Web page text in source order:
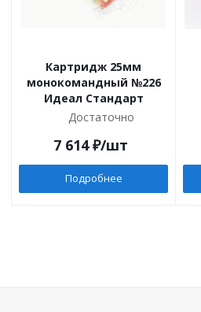
Картридж 25мм
монокомандный №226
Идеал Стандарт
Достаточно
7 614₽/шт
Подробнее